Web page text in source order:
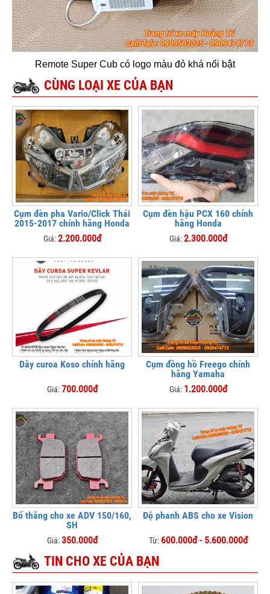
Remote Super Cub có logo màu đỏ khá nổi bật
CÙNG LOẠI XE CỦA BẠN
Cụm đèn pha Vario/Click Thái
2015-2017 chính hãng Honda
Giá:2.200.000đ
Cụm đèn hậu PCX 160 chính
hãng Honda
Giá:2.300.000đ
Dây curoa Koso chính hãng
Giá:700.000đ
Cụm đồng hồ Freego chính
hãng Yamaha
Giá: 1.200.000đ
Bố thắng cho xe ADV 150/160,
SH
Giá:350.000đ
Độ phanh ABS cho xe Vision
Từ: 600.000đ - 5.600.000đ
TIN CHO XE CỦA BẠN